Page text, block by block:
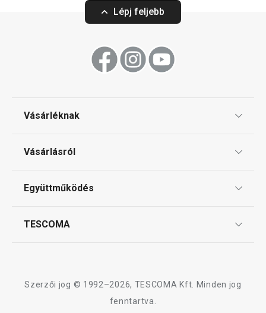
Lépj feljebb
Vásárléknak
Gyakori kérdések
Vásárlásról
Reklamáció és termékvisszaküldés
Együttműködés
TESCOMA
Szerzői jog © 1992–2026, TESCOMA Kft. Minden jog
fenntartva.